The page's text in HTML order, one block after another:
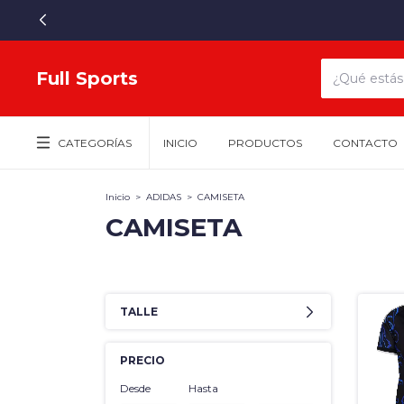
Full Sports
CATEGORÍAS INICIO PRODUCTOS CONTACTO
Inicio > ADIDAS > CAMISETA
CAMISETA
TALLE
PRECIO
Desde Hasta